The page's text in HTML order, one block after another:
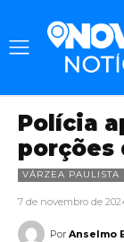
Polícia
porções
VÁRZEA PAULISTA
7 de novembro de
Por Anselmo